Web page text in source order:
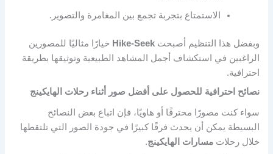
الاستمتاع بتجربة تجمع بين المغامرة والتصوير.
وبفضل هذا التنظيم أصبحتHike-Seek خيارًا مثاليًا للمصورين
الراغبين في استكشاف أجمل المشاهد الطبيعية وتوثيقها بطريقة
احترافية.
نصائح احترافية للحصول على أفضل صور أثناء رحلات الهايكينج
سواء كنت مصورًا محترفًا أو هاويًا، فإن اتباع بعض النصائح
البسيطة يمكن أن يحدث فرقًا كبيرًا في جودة الصور التي تلتقطها
خلال رحلاتمسارات الهايكينج.